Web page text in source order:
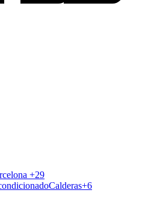
+29
Calderas+6